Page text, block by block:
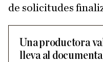
de solicitudes
Una productora
lleva al